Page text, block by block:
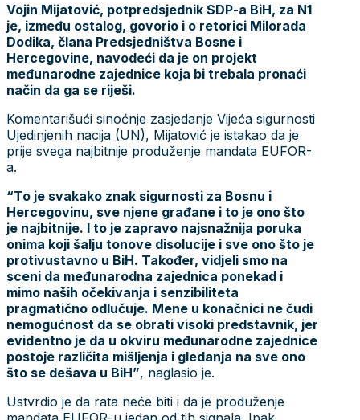
Vojin Mijatović, potpredsjednik SDP-a BiH, za N1
je, između ostalog, govorio i o retorici Milorada
Dodika, člana Predsjedništva Bosne i
Hercegovine, navodeći da je on projekt
međunarodne zajednice koja bi trebala pronaći
način da ga se riješi.
Komentarišući sinoćnje zasjedanje Vijeća sigurnosti
Ujedinjenih nacija (UN), Mijatović je istakao da je
prije svega najbitnije produženje mandata EUFOR-
a.
“To je svakako znak sigurnosti za Bosnu i
Hercegovinu, sve njene građane i to je ono što
je najbitnije. I to je zapravo najsnažnija poruka
onima koji šalju tonove disolucije i sve ono što je
protivustavno u BiH. Također, vidjeli smo na
sceni da međunarodna zajednica ponekad i
mimo naših očekivanja i senzibiliteta
pragmatično odlučuje. Mene u konačnici ne čudi
nemogućnost da se obrati visoki predstavnik, jer
evidentno je da u okviru međunarodne zajednice
postoje različita mišljenja i gledanja na sve ono
što se dešava u BiH”, naglasio je.
Ustvrdio je da rata neće biti i da je produženje